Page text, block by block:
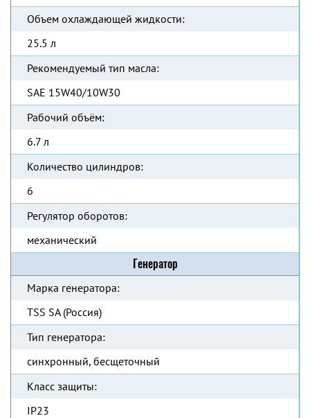
Объем охлаждающей жидкости:
25.5 л
Рекомендуемый тип масла:
SAE 15W40/10W30
Рабочий объём:
6.7 л
Количество цилиндров:
6
Регулятор оборотов:
механический
Генератор
Марка генератора:
TSS SA (Россия)
Тип генератора:
синхронный, бесщеточный
Класс защиты:
IP23